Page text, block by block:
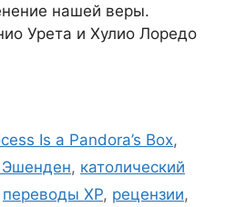
нашей веры.
Урета и Хулио Лоредо
Is a Pandora’s Box,
Эшенден, католический
переводы ХР, рецензии,